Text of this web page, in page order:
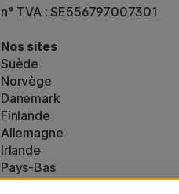
n° TVA : SE556797007301
Nos sites
Suède
Norvège
Danemark
Finlande
Allemagne
Irlande
Pays-Bas
Royaume-Uni